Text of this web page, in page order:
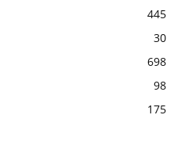
445
30
698
98
175